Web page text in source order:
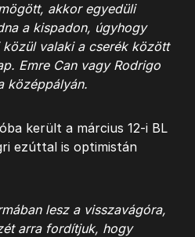
akkor egyedüli
a kispadon, úgyhogy
közül valaki a cserék között
Emre Can vagy Rodrigo
középpályán.
került a március 12-i BL
ezúttal is optimistán
lesz a visszavágóra,
arra fordítjuk, hogy